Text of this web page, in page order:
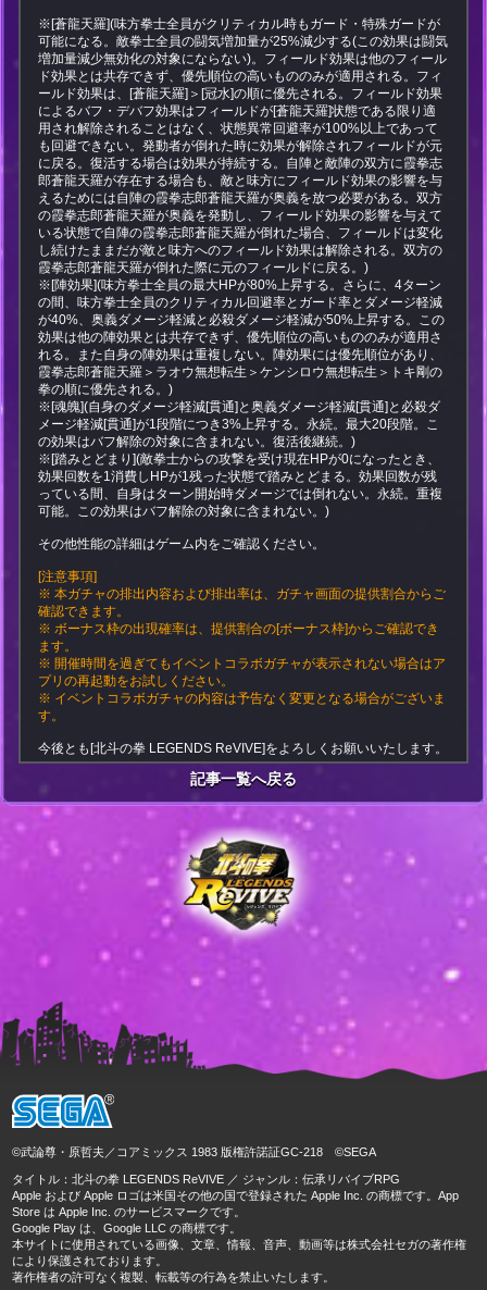
※[蒼龍天羅](味方拳士全員がクリティカル時もガード・特殊ガードが
可能になる。敵拳士全員の闘気増加量が25%減少する(この効果は闘気
増加量減少無効化の対象にならない)。フィールド効果は他のフィール
ド効果とは共存できず、優先順位の高いもののみが適用される。フィ
ールド効果は、[蒼龍天羅]＞[冠水]の順に優先される。フィールド効果
によるバフ・デバフ効果はフィールドが[蒼龍天羅]状態である限り適
用され解除されることはなく、状態異常回避率が100%以上であって
も回避できない。発動者が倒れた時に効果が解除されフィールドが元
に戻る。復活する場合は効果が持続する。自陣と敵陣の双方に霞拳志
郎蒼龍天羅が存在する場合も、敵と味方にフィールド効果の影響を与
えるためには自陣の霞拳志郎蒼龍天羅が奥義を放つ必要がある。双方
の霞拳志郎蒼龍天羅が奥義を発動し、フィールド効果の影響を与えて
いる状態で自陣の霞拳志郎蒼龍天羅が倒れた場合、フィールドは変化
し続けたままだが敵と味方へのフィールド効果は解除される。双方の
霞拳志郎蒼龍天羅が倒れた際に元のフィールドに戻る。)
※[陣効果](味方拳士全員の最大HPが80%上昇する。さらに、4ターン
の間、味方拳士全員のクリティカル回避率とガード率とダメージ軽減
が40%、奥義ダメージ軽減と必殺ダメージ軽減が50%上昇する。この
効果は他の陣効果とは共存できず、優先順位の高いもののみが適用さ
れる。また自身の陣効果は重複しない。陣効果には優先順位があり、
霞拳志郎蒼龍天羅＞ラオウ無想転生＞ケンシロウ無想転生＞トキ剛の
拳の順に優先される。)
※[魂魄](自身のダメージ軽減[貫通]と奥義ダメージ軽減[貫通]と必殺ダ
メージ軽減[貫通]が1段階につき3%上昇する。永続。最大20段階。こ
の効果はバフ解除の対象に含まれない。復活後継続。)
※[踏みとどまり](敵拳士からの攻撃を受け現在HPが0になったとき、
効果回数を1消費しHPが1残った状態で踏みとどまる。効果回数が残
っている間、自身はターン開始時ダメージでは倒れない。永続。重複
可能。この効果はバフ解除の対象に含まれない。)
その他性能の詳細はゲーム内をご確認ください。
[注意事項]
※ 本ガチャの排出内容および排出率は、ガチャ画面の提供割合からご
確認できます。
※ ボーナス枠の出現確率は、提供割合の[ボーナス枠]からご確認でき
ます。
※ 開催時間を過ぎてもイベントコラボガチャが表示されない場合はア
プリの再起動をお試しください。
※ イベントコラボガチャの内容は予告なく変更となる場合がございま
す。
今後とも[北斗の拳 LEGENDS ReVIVE]をよろしくお願いいたします。
記事一覧へ戻る
©武論尊・原哲夫／コアミックス 1983 版権許諾証GC-218 ©SEGA
タイトル：北斗の拳 LEGENDS ReVIVE ／ ジャンル：伝承リバイブRPG
Apple および Apple ロゴは米国その他の国で登録された Apple Inc. の商標です。App
Store は Apple Inc. のサービスマークです。
Google Play は、Google LLC の商標です。
本サイトに使用されている画像、文章、情報、音声、動画等は株式会社セガの著作権
により保護されております。
著作権者の許可なく複製、転載等の行為を禁止いたします。